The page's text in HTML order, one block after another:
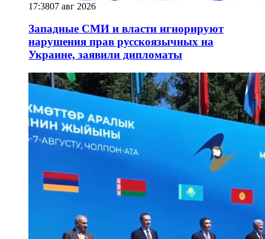
17:3807 авг 2026
Западные СМИ и власти игнорируют
нарушения прав русскоязычных на
Украине, заявили дипломаты